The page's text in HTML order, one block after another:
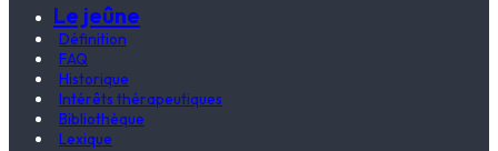
Le jeûne
Définition
FAQ
Historique
Intérêts thérapeutiques
Bibliothèque
Lexique